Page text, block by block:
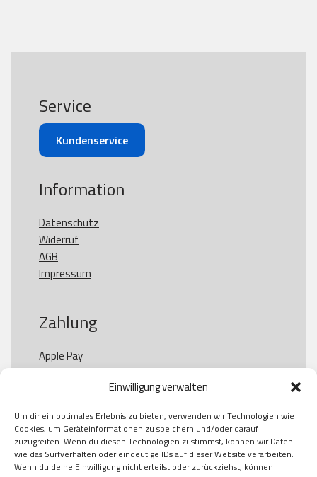
Einwilligung verwalten
Um dir ein optimales Erlebnis zu bieten, verwenden wir Technologien wie
Cookies, um Geräteinformationen zu speichern und/oder darauf
zuzugreifen. Wenn du diesen Technologien zustimmst, können wir Daten
wie das Surfverhalten oder eindeutige IDs auf dieser Website verarbeiten.
Wenn du deine Einwilligung nicht erteilst oder zurückziehst, können
Service
Kundenservice
Information
Datenschutz
Widerruf
AGB
Impressum
Zahlung
Apple Pay
Paypal
Kauf auf Rechung
Klarna
American Express